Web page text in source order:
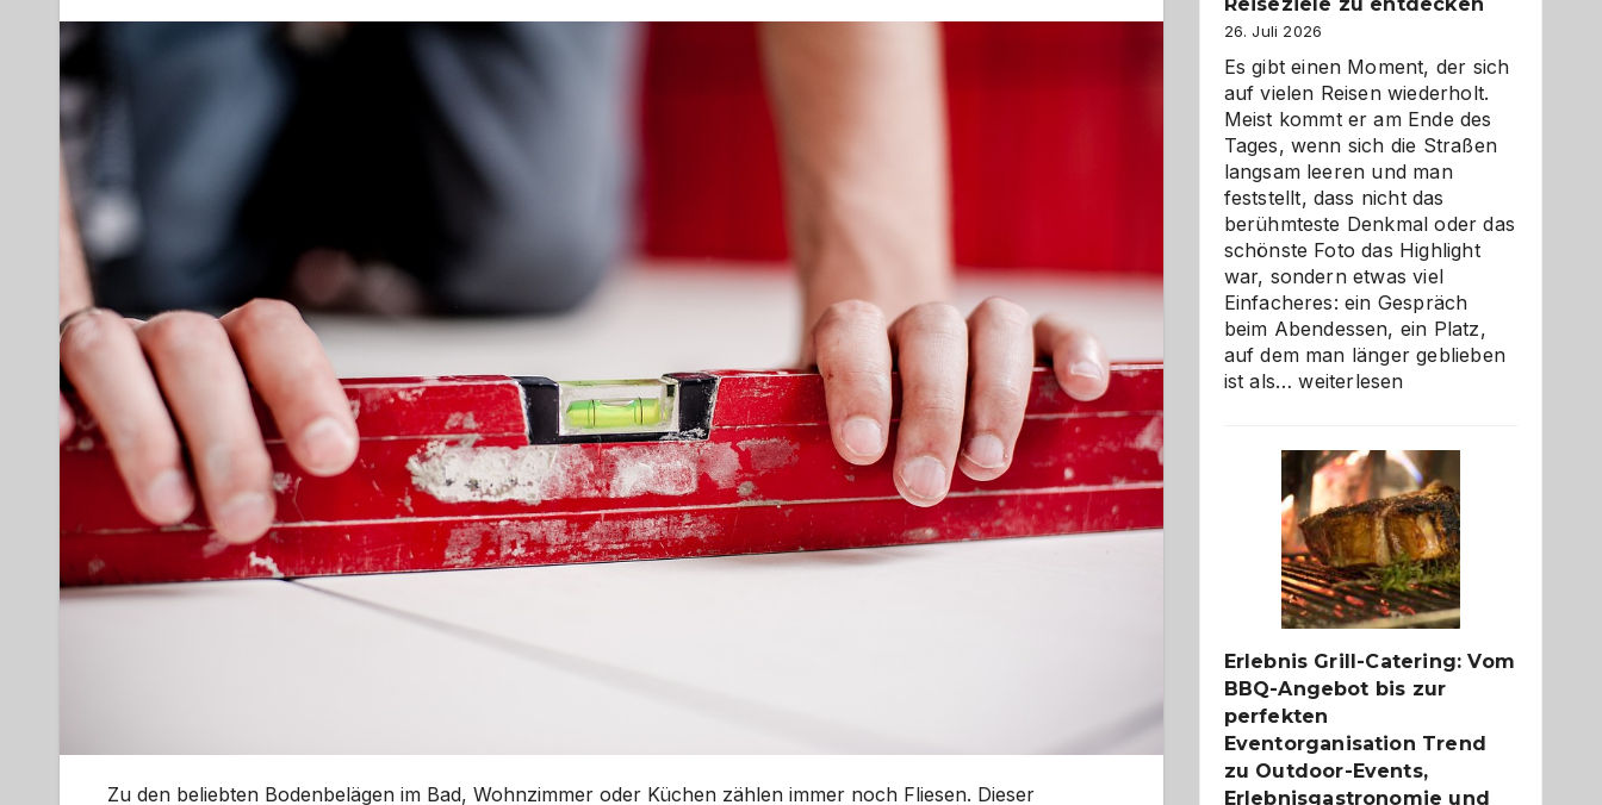
Zu den beliebten Bodenbelägen im Bad, Wohnzimmer oder Küchen zählen immer noch Fliesen. Dieser
26. Juli 2026
Es gibt einen Moment, der sich
auf vielen Reisen wiederholt.
Meist kommt er am Ende des
Tages, wenn sich die Straßen
langsam leeren und man
feststellt, dass nicht das
berühmteste Denkmal oder das
schönste Foto das Highlight
war, sondern etwas viel
Einfacheres: ein Gespräch
beim Abendessen, ein Platz,
auf dem man länger geblieben
ist als…Als
die
Gelegenheit,
neue
Reiseziele
zu
entdecken
weiterlesen
Erlebnis Grill-Catering: Vom
BBQ-Angebot bis zur
perfekten
Eventorganisation Trend
zu Outdoor-Events,
Erlebnisgastronomie und